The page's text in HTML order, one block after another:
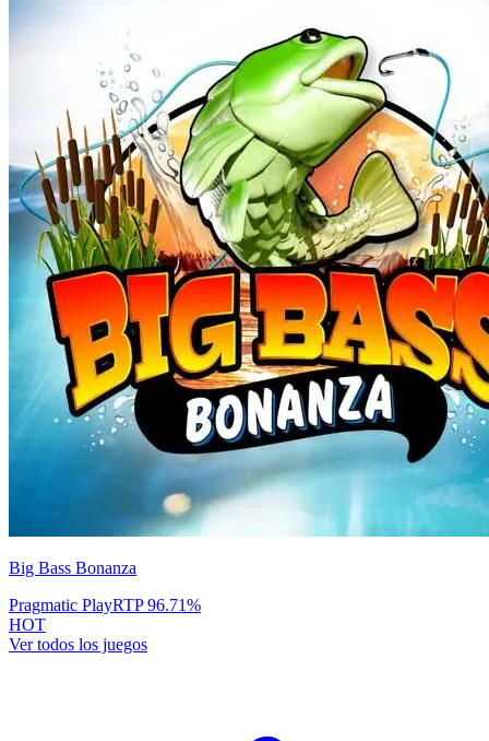
Big Bass Bonanza
Pragmatic PlayRTP96.71%
HOT
Ver todos los juegos